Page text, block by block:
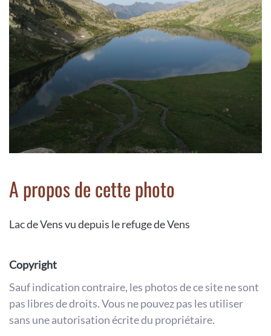
A propos de cette photo
Lac de Vens vu depuis le refuge de Vens
Copyright
Sauf indication contraire, les photos de ce site ne sont
pas libres de droits. Vous ne pouvez pas les utiliser
sans une autorisation écrite du propriétaire.